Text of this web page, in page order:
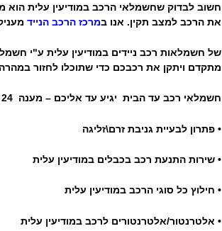
חשוב לבדוק שחשמלאי הרכב במודיעין עלית הוא
את הרכב למצב תקין. אנו במרכז הרכב הנייד
של חשמלאות רכב ניידים במודיעין עלית ע"י
מתקדם ויתקן את רכבכם כדי שתוכלו לחזור
חשמלאי רכב עד הבית יגיע עד אליכם – מענה 24 שעות ביממה ויטפל בבעיית החשמל :
• פתרון לבעיית גניבת זרם\זליגה
• שירות התנעת רכב בכבלים במודיעין עלית
• חילוץ כל סוגי הרכב במודיעין עלית
• אלטרנטור/אלטרנטורים לרכב במודיעין עלית